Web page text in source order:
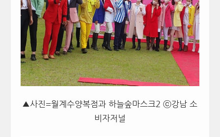
▲사진=월계수양복점과 하늘숲마스크2 ⓒ강남 소
비자저널